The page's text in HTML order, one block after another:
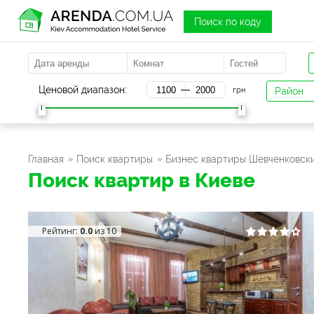
Поиск по коду
Ценовой диапазон: грн Район
Главная Поиск квартиры Бизнес квартиры
Поиск квартир в Киеве
Рейтинг: 0.0из 10